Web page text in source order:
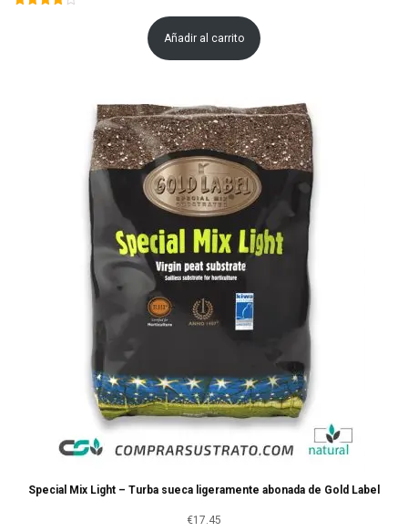
Añadir al carrito
Special Mix Light – Turba sueca ligeramente abonada de Gold Label
€17.45